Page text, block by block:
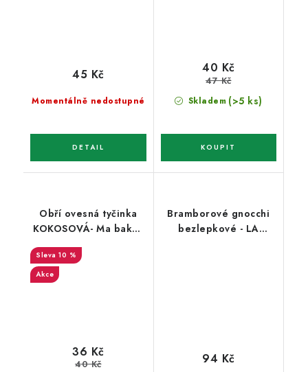
Momentálně nedostupné
45 Kč
Skladem (>5 ks)
40 Kč
47 Kč
Obří ovesná tyčinka
KOKOSOVÁ- Ma baker
90g
10 %
Akce
36 Kč
40 Kč
Bramborové gnocchi
bezlepkové - LA
94 Kč